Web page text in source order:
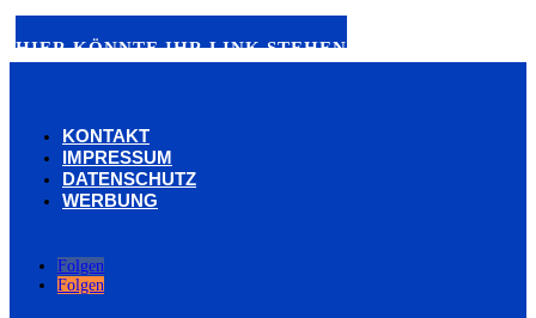
HIER KÖNNTE IHR LINK STEHEN
KONTAKT
IMPRESSUM
DATENSCHUTZ
WERBUNG
Folgen
Folgen